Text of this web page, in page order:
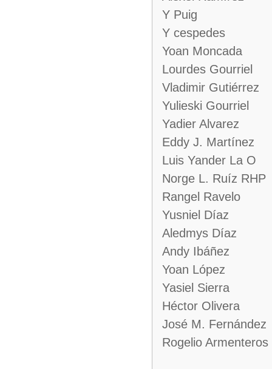
Y Puig
Y cespedes
Yoan Moncada
Lourdes Gourriel
Vladimir Gutiérrez
Yulieski Gourriel
Yadier Alvarez
Eddy J. Martínez
Luis Yander La O
Norge L. Ruíz RHP
Rangel Ravelo
Yusniel Díaz
Aledmys Díaz
Andy Ibáñez
Yoan López
Yasiel Sierra
Héctor Olivera
José M. Fernández
Rogelio Armenteros